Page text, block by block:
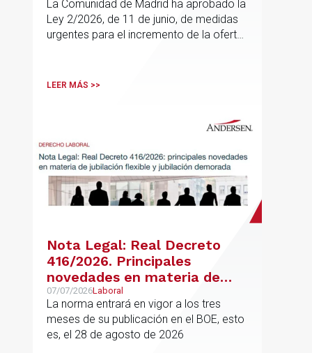
La Comunidad de Madrid ha aprobado la
Ley 2/2026, de 11 de junio, de medidas
urgentes para el incremento de la oferta
LEER MÁS >>
Nota Legal: Real Decreto
416/2026. Principales
novedades en materia de
jubilación flexible y jubilación
demorada
07/07/2026Laboral
La norma entrará en vigor a los tres
meses de su publicación en el BOE, esto
es, el 28 de agosto de 2026